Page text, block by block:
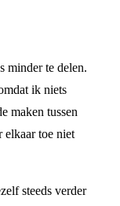
minder te delen.
ik niets
maken tussen
elkaar toe niet
steeds verder